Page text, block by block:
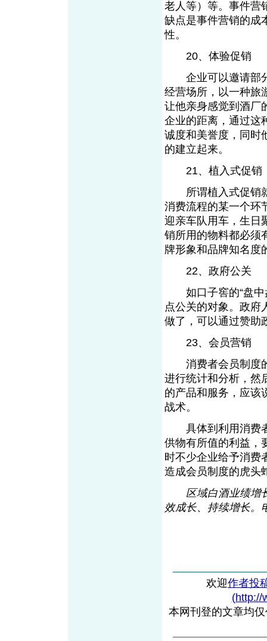
老人等）等。事件营
缺点是事件营销的成
性。
20、体验促销
企业可以邀请部分
经营场所，以一种旅
让他亲身感觉到酒厂
企业的距离，通过这
诚度和美誉度，同时
的建立起来。
21、植入式促销
所谓植入式促销就
消费流程的某一个环
迎亲车队用车，生日
销所用的物料都必须
牌形象和品牌知名度
22、政府公关
如口子窖的“盘中
点公关的对象。政府
做了，可以通过赞助
23、会员营销
消费者会员制度的
进行统计和分析，然
的产品和服务，应该
战术。
具体到利用消费者
供物有所值的利益，
时不少企业给予消费
造成会员制度的虎头
区域白酒业绩增
效成长、持续增长。
欢迎作者投
(http://
本网刊登的文章均